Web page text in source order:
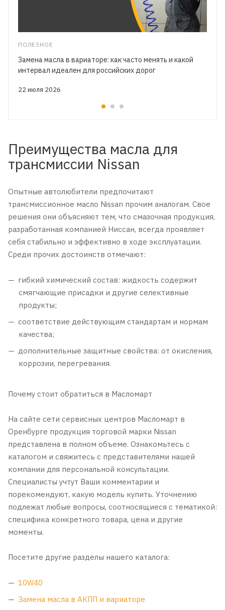
ПОЛЕЗНОЕ
22 июля 2026
Замена масла в вариаторе: как часто менять и какой
интервал идеален для российских дорог
Преимущества масла для
трансмиссии Nissan
Опытные автолюбители предпочитают
трансмиссионное масло Nissan прочим аналогам. Свое
решения они объясняют тем, что смазочная продукция,
разработанная компанией Ниссан, всегда проявляет
себя стабильно и эффективно в ходе эксплуатации.
Среди прочих достоинств отмечают:
гибкий химический состав: жидкость содержит
смягчающие присадки и другие селективные
продукты;
соответствие действующим стандартам и нормам
качества;
дополнительные защитные свойства: от окисления,
коррозии, перегревания.
Почему стоит обратиться в Масломaрт
На сайте сети сервисных центров Масломaрт в
Оренбурге продукция торговой марки Nissan
представлена в полном объеме. Ознакомьтесь с
каталогом и свяжитесь с представителями нашей
компании для персональной консультации.
Специалисты учтут Ваши комментарии и
порекомендуют, какую модель купить. Уточнению
подлежат любые вопросы, соотносящиеся с тематикой:
специфика конкретного товара, цена и другие
моменты.
Посетите другие разделы нашего каталога:
10W40
Замена масла в АКПП и вариаторе